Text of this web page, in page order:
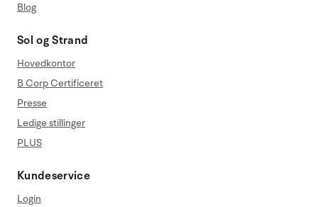
Blog
Sol og Strand
Hovedkontor
B Corp Certificeret
Presse
Ledige stillinger
PLUS
Kundeservice
Login